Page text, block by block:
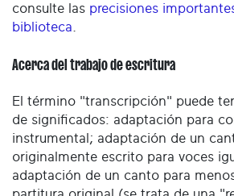
consulte las precisiones
biblioteca
Acerca del trabajo de escritura
El término "transcripción" puede
de significados: adaptación para
instrumental; adaptación de un
originalmente escrito para voces
adaptación de un canto para